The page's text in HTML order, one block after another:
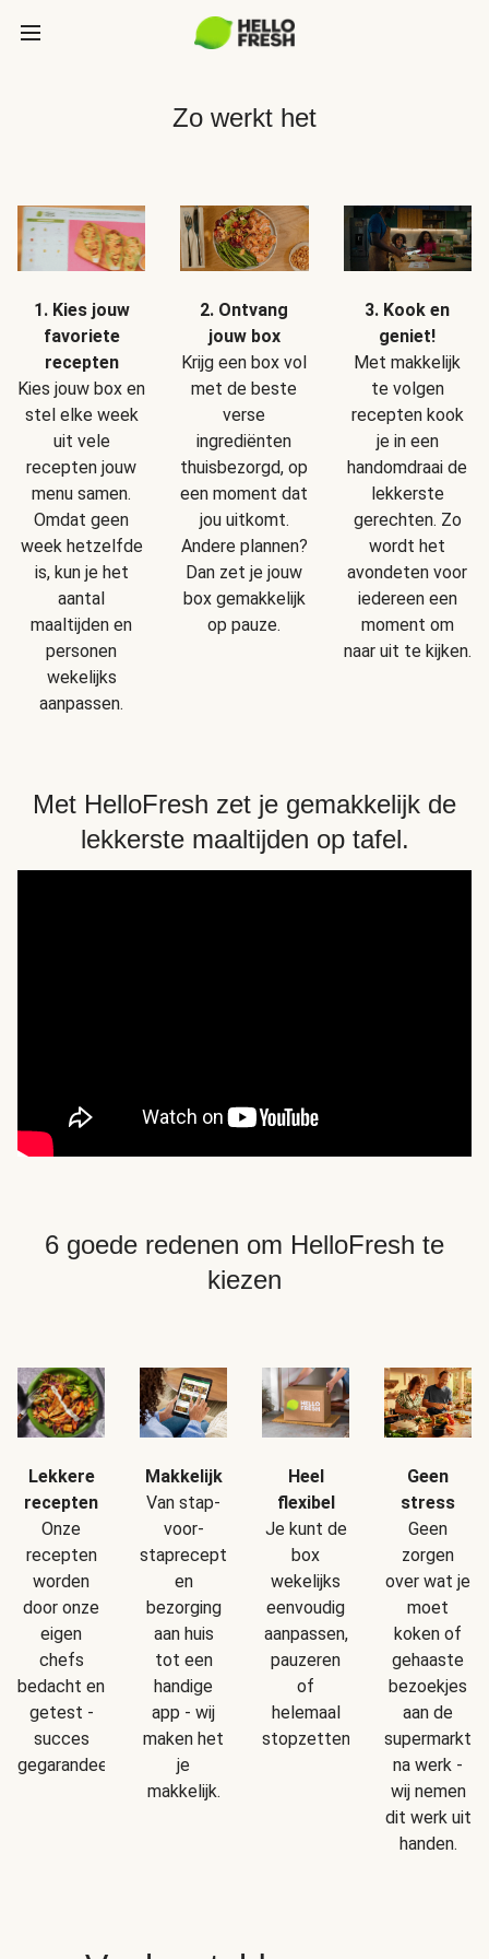
Zo werkt het
1. Kies jouw
favoriete
recepten
Kies jouw box en
stel elke week
uit vele
recepten jouw
menu samen.
Omdat geen
week hetzelfde
is, kun je het
aantal
maaltijden en
personen
wekelijks
aanpassen.
2. Ontvang
jouw box
Krijg een box vol
met de beste
verse
ingrediënten
thuisbezorgd, op
een moment dat
jou uitkomt.
Andere plannen?
Dan zet je jouw
box gemakkelijk
op pauze.
3. Kook en
geniet!
Met makkelijk
te volgen
recepten kook
je in een
handomdraai de
lekkerste
gerechten. Zo
wordt het
avondeten voor
iedereen een
moment om
naar uit te kijken.
Met HelloFresh zet je gemakkelijk de
lekkerste maaltijden op tafel.
6 goede redenen om HelloFresh te
kiezen
Lekkere
recepten
Onze
recepten
worden
door onze
eigen
chefs
bedacht en
getest -
succes
gegarandeerd!
Makkelijk
Van stap-
voor-
staprecepten
en
bezorging
aan huis
tot een
handige
app - wij
maken het
je
makkelijk.
Heel
flexibel
Je kunt de
box
wekelijks
eenvoudig
aanpassen,
pauzeren
of
helemaal
stopzetten.
Geen
stress
Geen
zorgen
over wat je
moet
koken of
gehaaste
bezoekjes
aan de
supermarkt
na werk -
wij nemen
dit werk uit
handen.